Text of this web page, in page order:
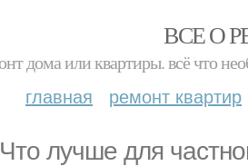
ВСЕ О
дома или квартиры. всё что
главная ремонт квартир
Что лучше для